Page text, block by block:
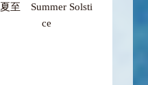
夏至 Summer Solsti
ce